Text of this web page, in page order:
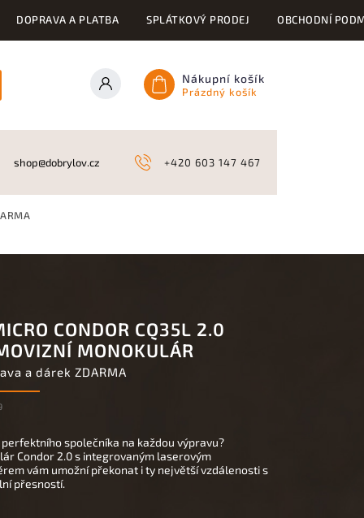
DOPRAVA A PLATBA SPLÁTKOVÝ PRODEJ OBCHODNÍ
Nákupní košík
Prázdný košík
KYNOLOGICKÉ POTŘEBY NAHÁŇKY A LOV
+420 603 147 467
shop@dobrylov.cz
CONDOR CQ35L 2.0
MONOKULÁR
a dárek ZDARMA
společníka na každou výpravu?
Condor 2.0 s integrovaným laserovým
vám umožní překonat i ty největší vzdálenosti s
přesností.